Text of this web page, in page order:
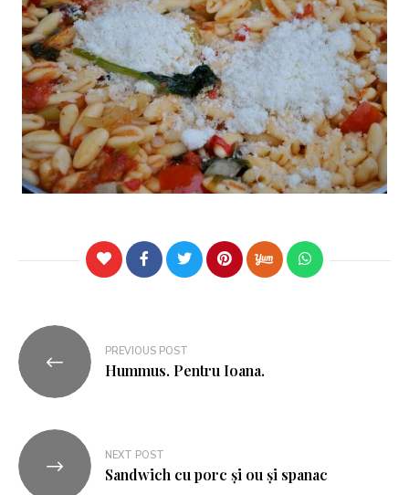
PREVIOUS POST
Hummus. Pentru Ioana.
NEXT POST
Sandwich cu porc și ou și spanac